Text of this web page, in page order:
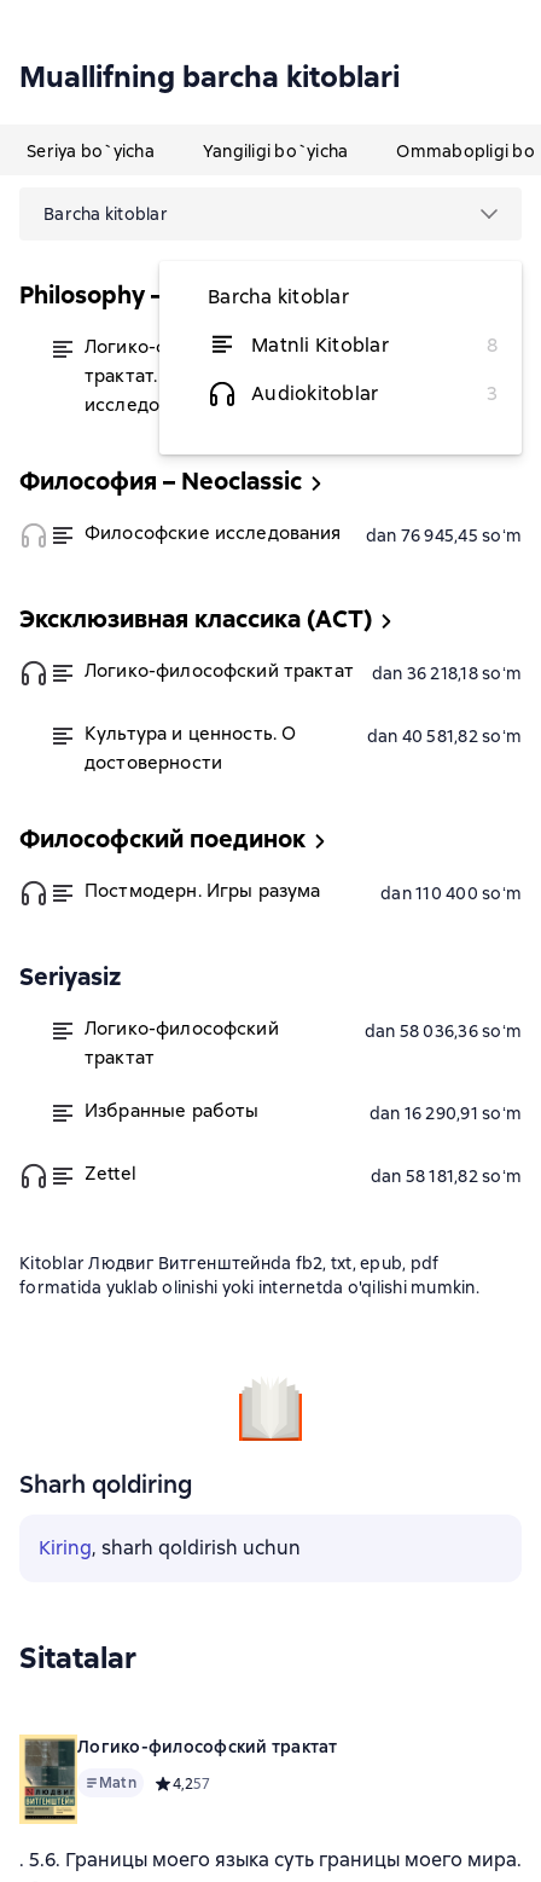
Muallifning barcha kitoblari
Seriya bo`yicha Yangiligi bo`yicha Ommabopligi
Barcha kitoblar
Barcha kitoblar
Matnli Kitoblar
8
Audiokitoblar
3
Philosophy – Неоклассика
Логико-философский
трактат. Философские
исследования
dan 65 309,09 soʻm
Философия – Neoclassic
Философские исследования dan 76 945,45 soʻm
Эксклюзивная классика (АСТ)
Логико-философский трактат dan 36 218,18 soʻm
Культура и ценность. О
достоверности
dan 40 581,82 soʻm
Философский поединок
Постмодерн. Игры разума dan 110 400 soʻm
Seriyasiz
Логико-философский
трактат
dan 58 036,36 soʻm
Избранные работы dan 16 290,91 soʻm
Zettel dan 58 181,82 soʻm
Kitoblar Людвиг Витгенштейнda fb2, txt, epub, pdf
formatida yuklab olinishi yoki internetda o'qilishi mumkin.
Sharh qoldiring
Kiring, sharh qoldirish uchun
Sitatalar
Логико-философский трактат
Matn Средний рейтинг 4,2 на основе 57 оценок
4,257
. 5.6. Границы моего языка суть границы моего мира.